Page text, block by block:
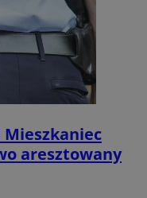
Mieszkaniec
aresztowany